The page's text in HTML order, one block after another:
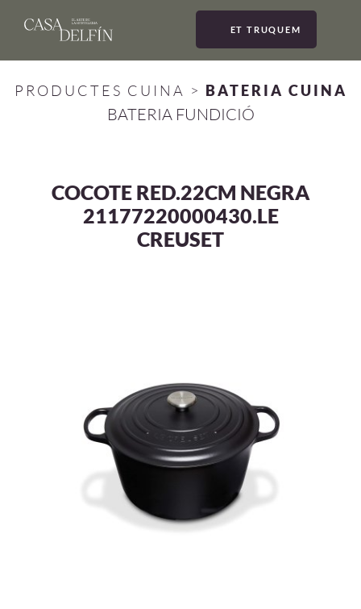
ET TRUQUEM
PRODUCTES CUINA > BATERIA CUINA
BATERIA FUNDICIÓ
COCOTE RED.22CM NEGRA
21177220000430.LE
CREUSET